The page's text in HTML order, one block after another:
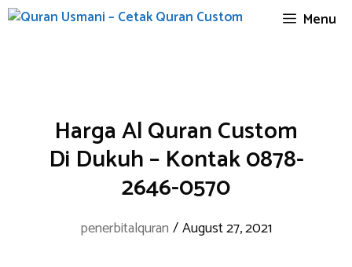
Skip
Menu
Harga Al Quran Custom
Di Dukuh – Kontak 0878-
2646-0570
penerbitalquran /August 27, 2021